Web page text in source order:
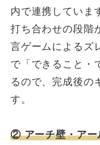
内で連携していま
打ち合わせの段階
言ゲームによるズ
で「できること・
るので、完成後の
す。
② アーチ壁・アー